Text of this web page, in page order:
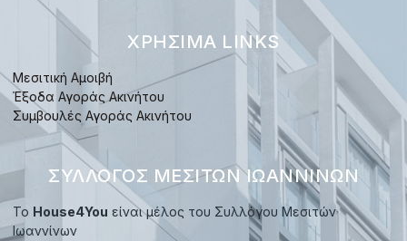
ΧΡΉΣΙΜΑ LINKS
Μεσιτική Αμοιβή
Έξοδα Αγοράς Ακινήτου
Συμβουλές Αγοράς Ακινήτου
ΣΎΛΛΟΓΟΣ ΜΕΣΙΤΏΝ ΙΩΑΝΝΊΝΩΝ
Το House4You είναι μέλος του Συλλόγου Μεσιτών
Ιωαννίνων